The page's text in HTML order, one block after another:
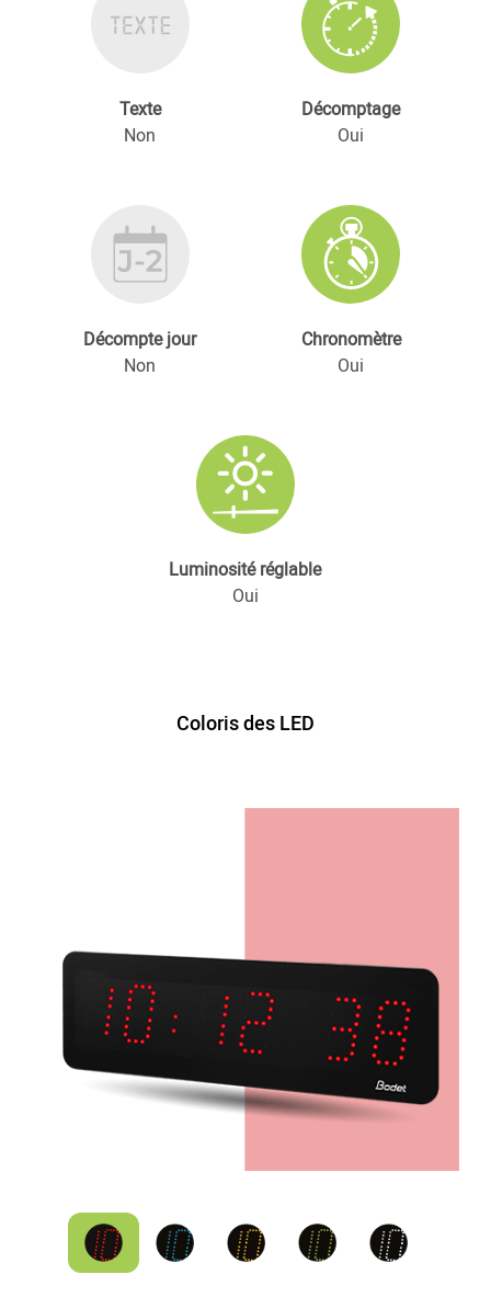
Texte
Non
Décomptage
Oui
Décompte jour
Non
Chronomètre
Oui
Luminosité réglable
Oui
Coloris des LED